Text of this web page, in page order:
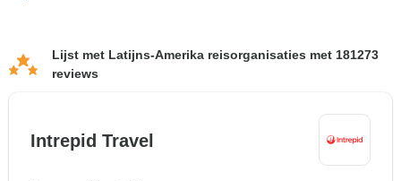
Lijst met Latijns-Amerika reisorganisaties met 181273
reviews
Intrepid Travel